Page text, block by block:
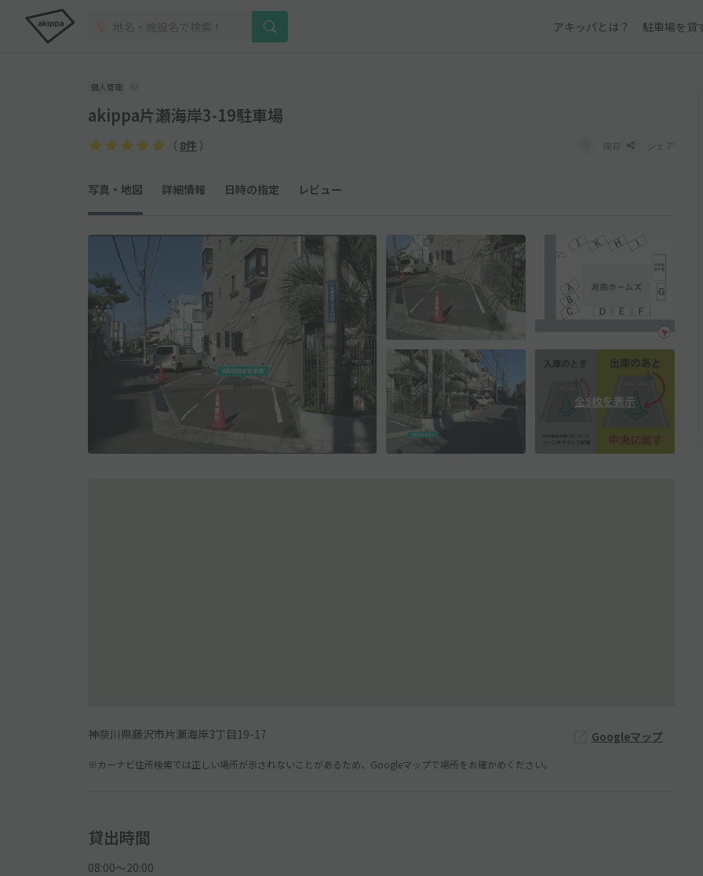
アキッパとは？ 駐車場を貸
個人管理
akippa片瀬海岸3-19駐車場
（ 8件 ） 保存 シェア
写真・地図 詳細情報 日時の指定 レビュー
全5枚を表示
神奈川県藤沢市片瀬海岸3丁目19-17 Googleマップ
※カーナビ住所検索では正しい場所が示されないことがあるため、Googleマップで場所をお確かめください。
貸出時間
08:00〜20:00